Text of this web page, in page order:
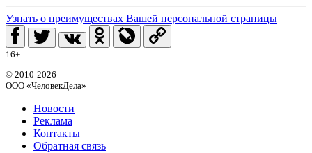
Узнать о преимуществах Вашей персональной страницы
16+
© 2010-2026
ООО «ЧеловекДела»
Новости
Реклама
Контакты
Обратная связь